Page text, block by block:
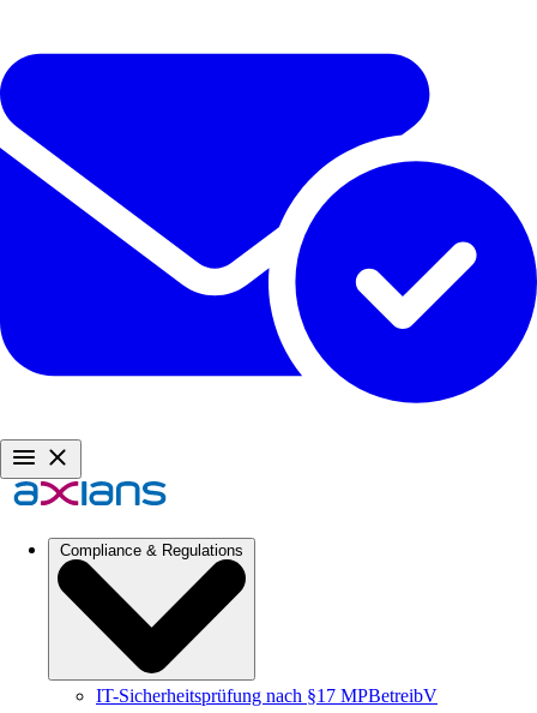
Compliance & Regulations
IT-Sicherheitsprüfung nach §17 MPBetreibV